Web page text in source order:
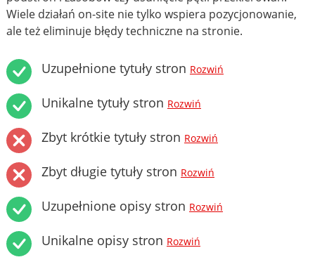
Wiele działań on-site nie tylko wspiera pozycjonowanie,
ale też eliminuje błędy techniczne na stronie.
Uzupełnione tytuły stron Rozwiń
Unikalne tytuły stron Rozwiń
Zbyt krótkie tytuły stron Rozwiń
Zbyt długie tytuły stron Rozwiń
Uzupełnione opisy stron Rozwiń
Unikalne opisy stron Rozwiń